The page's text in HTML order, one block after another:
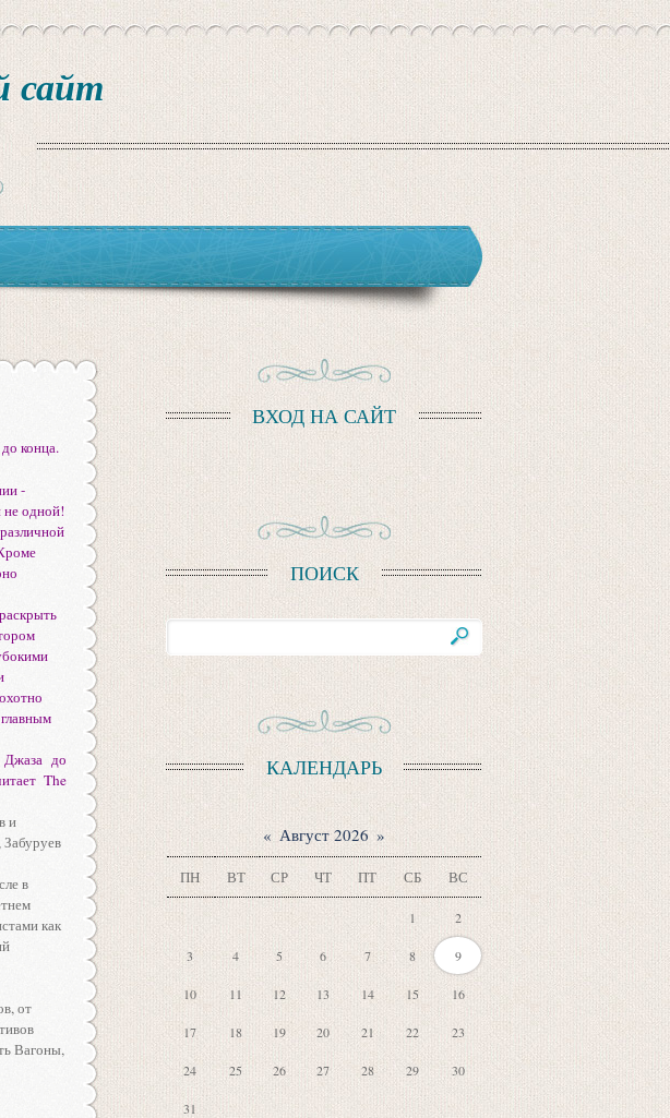
сайт
конца.
-
не одной!
до
The
и
в
как
от
Вагоны,
ВХОД НА САЙТ
ПОИСК
КАЛЕНДАРЬ
« Август 2026 »
ПН ВТ СР ЧТ ПТ СБ ВС
1 2
3 4 5 6 7 8 9
10 11 12 13 14 15 16
17 18 19 20 21 22 23
24 25 26 27 28 29 30
31